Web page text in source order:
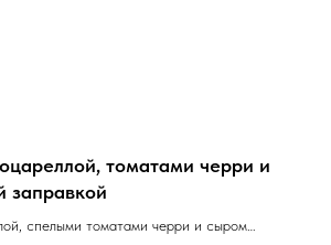
томатами черри и
заправкой
спелыми томатами черри и сыром